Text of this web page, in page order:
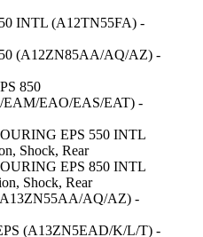
INTL (A12TN55FA) -
(A12ZN85AA/AQ/AZ) -
850
EAO/EAS/EAT) -
EPS 550 INTL
Shock, Rear
EPS 850 INTL
Shock, Rear
AQ/AZ) -
(A13ZN5EAD/K/L/T) -